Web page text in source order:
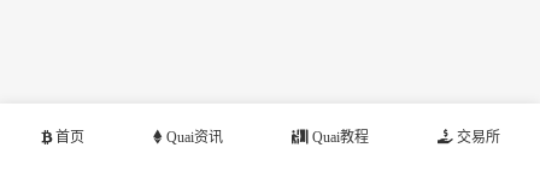
首页 Quai资讯 Quai教程 交易所